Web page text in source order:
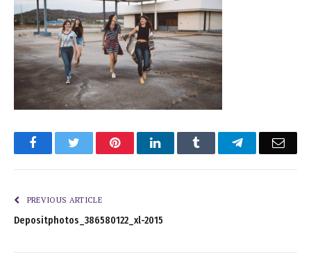
FacebookTwitter PinterestLinkedIn Tumblr Telegram
PREVIOUS ARTICLE
Depositphotos_386580122_xl-2015